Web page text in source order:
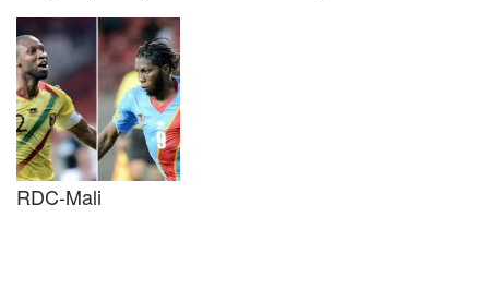
RDC-Mali